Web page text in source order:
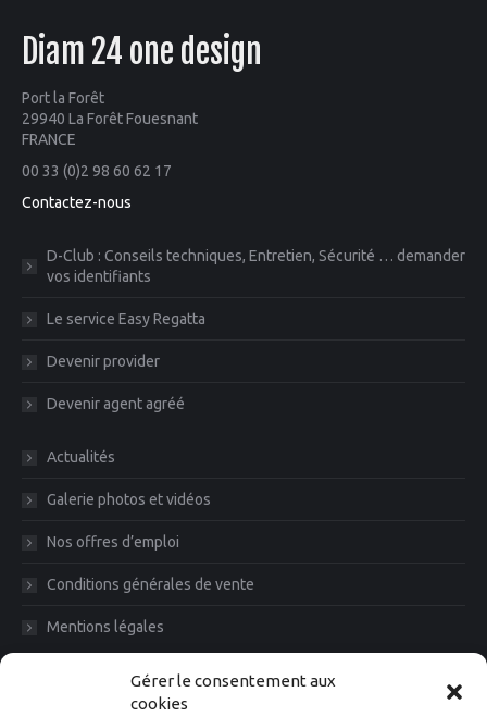
Gérer le consentement aux
cookies
Diam 24 one design
Port la Forêt
29940 La Forêt Fouesnant
FRANCE
00 33 (0)2 98 60 62 17
Contactez-nous
D-Club : Conseils techniques, Entretien, Sécurité … demander
vos identifiants
Le service Easy Regatta
Devenir provider
Devenir agent agréé
Actualités
Galerie photos et vidéos
Nos offres d’emploi
Conditions générales de vente
Mentions légales
Diam News, Restons en contact